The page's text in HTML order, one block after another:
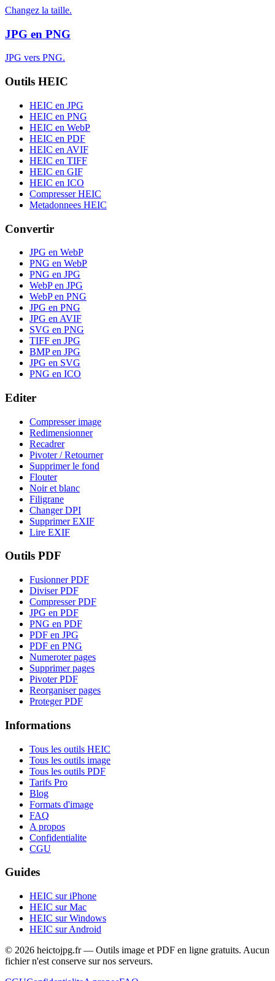
Changez la taille.
JPG en PNG
JPG vers PNG.
Outils HEIC
HEIC en JPG
HEIC en PNG
HEIC en WebP
HEIC en PDF
HEIC en AVIF
HEIC en TIFF
HEIC en GIF
HEIC en ICO
Compresser HEIC
Metadonnees HEIC
Convertir
JPG en WebP
PNG en WebP
PNG en JPG
WebP en JPG
WebP en PNG
JPG en PNG
JPG en AVIF
SVG en PNG
TIFF en JPG
BMP en JPG
JPG en SVG
PNG en ICO
Editer
Compresser image
Redimensionner
Recadrer
Pivoter / Retourner
Supprimer le fond
Flouter
Noir et blanc
Filigrane
Changer DPI
Supprimer EXIF
Lire EXIF
Outils PDF
Fusionner PDF
Diviser PDF
Compresser PDF
JPG en PDF
PNG en PDF
PDF en JPG
PDF en PNG
Numeroter pages
Supprimer pages
Pivoter PDF
Reorganiser pages
Proteger PDF
Informations
Tous les outils HEIC
Tous les outils image
Tous les outils PDF
Tarifs Pro
Blog
Formats d'image
FAQ
A propos
Confidentialite
CGU
Guides
HEIC sur iPhone
HEIC sur Mac
HEIC sur Windows
HEIC sur Android
© 2026 heictojpg.fr — Outils image et PDF en ligne gratuits. Aucun
fichier n'est conserve sur nos serveurs.